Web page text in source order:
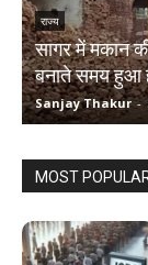
राज्य
सागर में मकान
बनाते समय हुआ
Sanjay Thakur -
MOST